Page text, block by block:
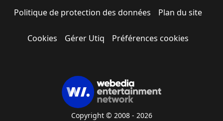
Politique de protection des données Plan du site
Cookies Gérer Utiq Préférences cookies
Copyright © 2008 - 2026